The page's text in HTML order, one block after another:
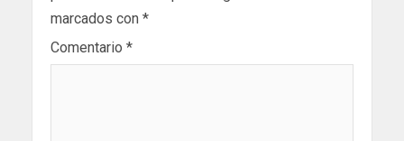
marcados con *
Comentario *